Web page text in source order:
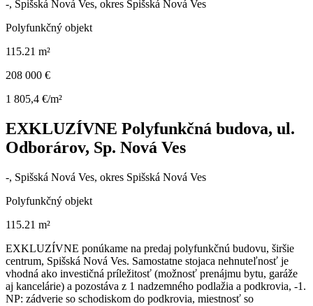
-, Spišská Nová Ves, okres Spišská Nová Ves
Polyfunkčný objekt
115.21 m²
208 000 €
1 805,4 €/m²
EXKLUZÍVNE Polyfunkčná budova, ul.
Odborárov, Sp. Nová Ves
-, Spišská Nová Ves, okres Spišská Nová Ves
Polyfunkčný objekt
115.21 m²
EXKLUZÍVNE ponúkame na predaj polyfunkčnú budovu, širšie
centrum, Spišská Nová Ves. Samostatne stojaca nehnuteľnosť je
vhodná ako investičná príležitosť (možnosť prenájmu bytu, garáže
aj kancelárie) a pozostáva z 1 nadzemného podlažia a podkrovia, -1.
NP: zádverie so schodiskom do podkrovia, miestnosť so